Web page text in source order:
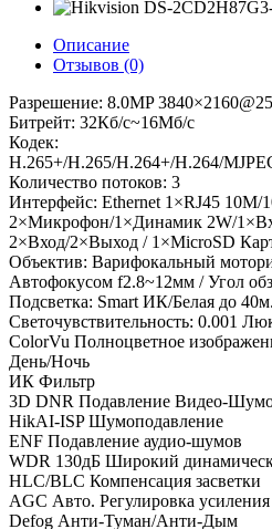
Описание
Отзывов (0)
Разрешение: 8.0MP
Битрейт: 32Кб/с~16Мб/с
Кодек:
H.265+/H.265/H.264+/H.264/
Количество потоков: 3
Интерфейс: Ethernet 1×RJ45 10M/
2×Микрофон/1×Динамик 2W/
2×Вход/2×Выход / 1×MicroSD
Объектив: Варифокальный
Автофокусом f2.8~12мм / Угол
Подсветка: Smart ИК/Белая до
Светочувствительность: 0.001
ColorVu Полноцветное
День/Ночь
ИК Фильтр
3D DNR Подавление Видео-
HikAI-ISP Шумоподавление
ENF Подавление аудио-шумов
WDR 130дБ Широкий
HLC/BLC Компенсация засветки
AGC Авто. Регулировка усиления
Defog Анти-Туман/Анти-Дым